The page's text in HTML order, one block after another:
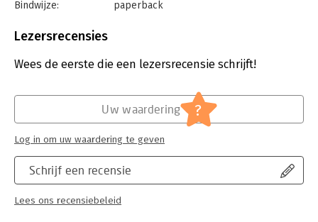
Bindwijze:
paperback
Uitgever:
Verschijningsdatum:
2-7-2024
Algemeen management
Lezersrecensies
Wees de eerste die een lezersrecensie schrijft!
Schrijf een recensie
Lees ons recensiebeleid
Uw waardering ?
Log in om uw waardering te geven